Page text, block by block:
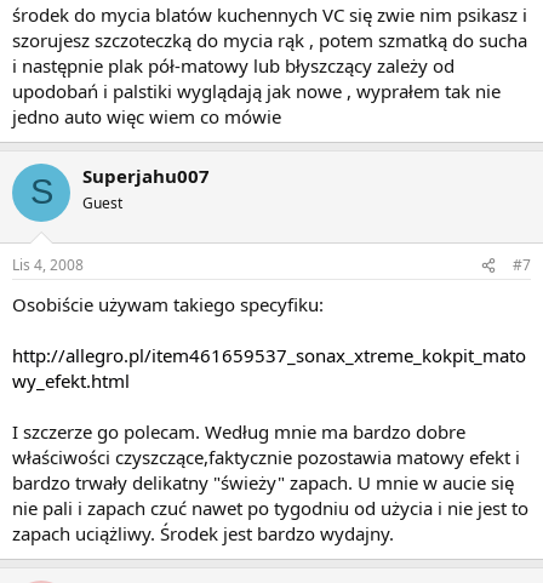
środek do mycia blatów kuchennych VC się zwie nim psikasz i
szorujesz szczoteczką do mycia rąk , potem szmatką do sucha
i następnie plak pół-matowy lub błyszczący zależy od
upodobań i palstiki wyglądają jak nowe , wyprałem tak nie
jedno auto więc wiem co mówie
S Superjahu007
Guest
Lis 4, 2008 #7
Osobiście używam takiego specyfiku:
http://allegro.pl/item461659537_sonax_xtreme_kokpit_mato
wy_efekt.html
I szczerze go polecam. Według mnie ma bardzo dobre
właściwości czyszczące,faktycznie pozostawia matowy efekt i
bardzo trwały delikatny "świeży" zapach. U mnie w aucie się
nie pali i zapach czuć nawet po tygodniu od użycia i nie jest to
zapach uciążliwy. Środek jest bardzo wydajny.